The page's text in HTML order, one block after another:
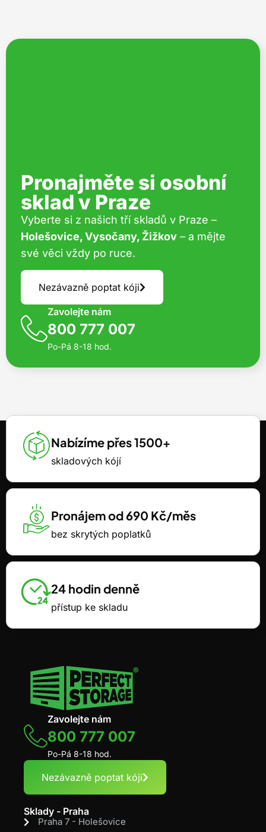
Pronajměte si osobní
sklad v Praze
Vyberte si z našich tří skladů v Praze –
Holešovice, Vysočany, Žižkov – a mějte
své věci vždy po ruce.
Nezávazně poptat kóji
Zavolejte nám
800 777 007
Po-Pá 8-18 hod.
Nabízíme přes 1500+
skladových kójí
Pronájem od 690 Kč/měs
bez skrytých poplatků
24 hodin denně
přístup ke skladu
Zavolejte nám
800 777 007
Po-Pá 8-18 hod.
Nezávazně poptat kóji
Sklady - Praha
Praha 7 - Holešovice